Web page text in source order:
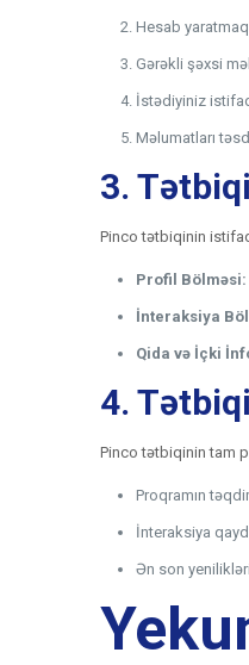
Hesab
Gərəkli şəxsi
İstədiyiniz
Məlumatları
3.
Pinco tətbiqinin
Profil Bölməsi:
İnteraksiya
Qida və İçki
4.
Pinco tətbiqinin tam
Proqramın
İnteraksiya
Ən son